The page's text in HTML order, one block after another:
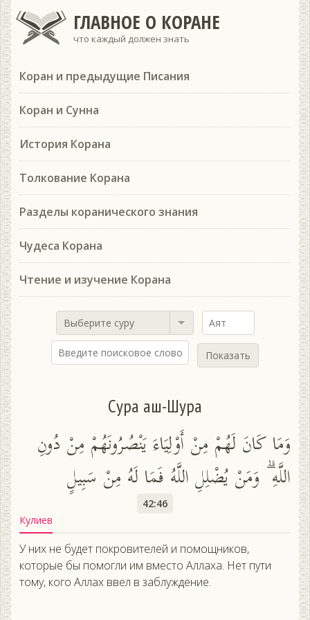
ГЛАВНОЕ О КОРАНЕ
что каждый должен знать
Коран и предыдущие Писания
Коран и Сунна
История Корана
Толкование Корана
Разделы коранического знания
Чудеса Корана
Чтение и изучение Корана
Выберите суру
Показать
Сура аш-Шура
وَمَا كَانَ لَهُمْ مِنْ أَوْلِيَاءَ يَنْصُرُونَهُمْ مِنْ دُونِ
اللَّهِ ۗ وَمَنْ يُضْلِلِ اللَّهُ فَمَا لَهُ مِنْ سَبِيلٍ
42:46
Кулиев
У них не будет покровителей и помощников,
которые бы помогли им вместо Аллаха. Нет пути
тому, кого Аллах ввел в заблуждение.